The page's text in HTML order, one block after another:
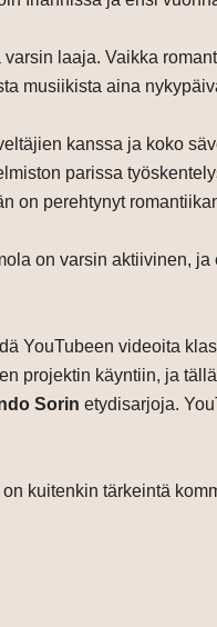
laaja. Vaikka
musiikista aina
kanssa ja koko
parissa
on perehtynyt
on varsin aktiivinen,
YouTubeen videoita
projektin käyntiin, ja
Sorin etydisarjoja.
kuitenkin tärkeintä